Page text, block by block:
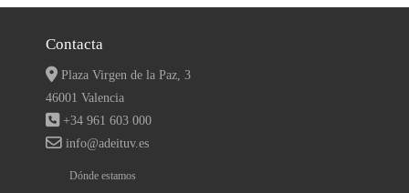
Contacta
Plaza Virgen de la Paz, 3
46001 Valencia
+34 961 603 000
info@adeituv.es
Dónde estamos